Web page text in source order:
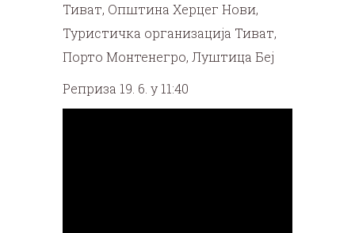
Тиват, Општина Херцег Нови,
Туристичка организација Тиват,
Порто Монтенегро, Луштица Беј
Реприза 19. 6. у 11:40